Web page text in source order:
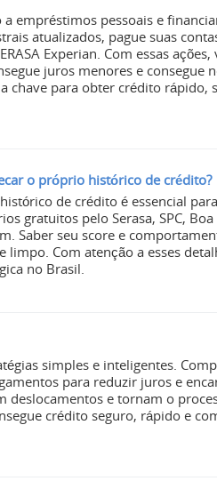
empréstimos pessoais e
atualizados, pague suas
Experian. Com essas
juros menores e consegue
chave para obter crédito rápido,
o próprio histórico de crédito?
de crédito é essencial
gratuitos pelo Serasa, SPC,
Saber seu score e
Com atenção a esses
no Brasil.
simples e inteligentes.
para reduzir juros e
e tornam o
crédito seguro, rápido e